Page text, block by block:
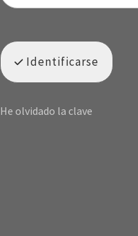
Identificarse
He olvidado la clave